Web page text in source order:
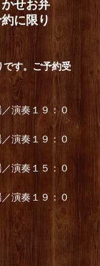
せお弁
に限り
です。ご予約受
演奏１９：０
演奏１９：０
演奏１５：０
演奏１９：０